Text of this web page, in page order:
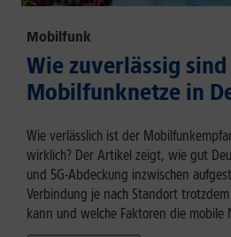
Mobilfunk
Wie zuverlässig sind
Mobilfunknetze in
Wie verlässlich ist der
wirklich? Der Artikel zeigt, wie gut
und 5G-Abdeckung inzwischen
Verbindung je nach Standort
kann und welche Faktoren die mobile